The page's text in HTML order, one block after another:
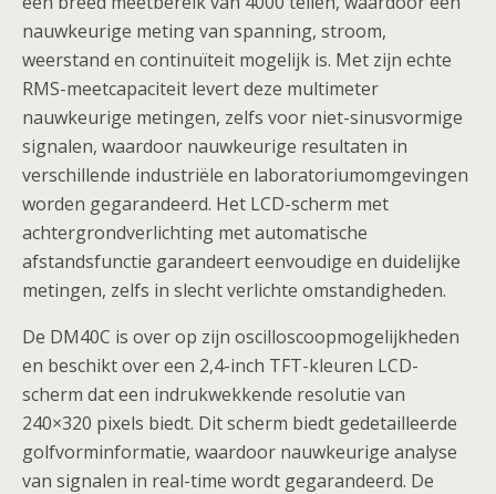
nauwkeurige meting van spanning, stroom,
weerstand en continuïteit mogelijk is. Met zijn echte
RMS-meetcapaciteit levert deze multimeter
nauwkeurige metingen, zelfs voor niet-sinusvormige
signalen, waardoor nauwkeurige resultaten in
verschillende industriële en laboratoriumomgevingen
worden gegarandeerd. Het LCD-scherm met
achtergrondverlichting met automatische
afstandsfunctie garandeert eenvoudige en duidelijke
metingen, zelfs in slecht verlichte omstandigheden.
De DM40C is over op zijn oscilloscoopmogelijkheden
en beschikt over een 2,4-inch TFT-kleuren LCD-
scherm dat een indrukwekkende resolutie van
240×320 pixels biedt. Dit scherm biedt gedetailleerde
golfvorminformatie, waardoor nauwkeurige analyse
van signalen in real-time wordt gegarandeerd. De